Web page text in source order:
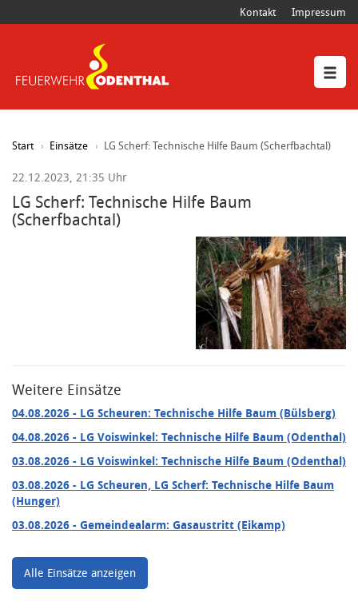
Kontakt Impressum
Start Einsätze LG Scherf: Technische Hilfe Baum (Scherfbachtal)
22.12.2023, 21:35 Uhr
LG Scherf: Technische Hilfe Baum
(Scherfbachtal)
Weitere Einsätze
04.08.2026 - LG Scheuren: Technische Hilfe Baum (Bülsberg)
04.08.2026 - LG Voiswinkel: Technische Hilfe Baum (Odenthal)
03.08.2026 - LG Voiswinkel: Technische Hilfe Baum (Odenthal)
03.08.2026 - LG Scheuren, LG Scherf: Technische Hilfe Baum
(Hunger)
03.08.2026 - Gemeindealarm: Gasaustritt (Eikamp)
Alle Einsätze anzeigen